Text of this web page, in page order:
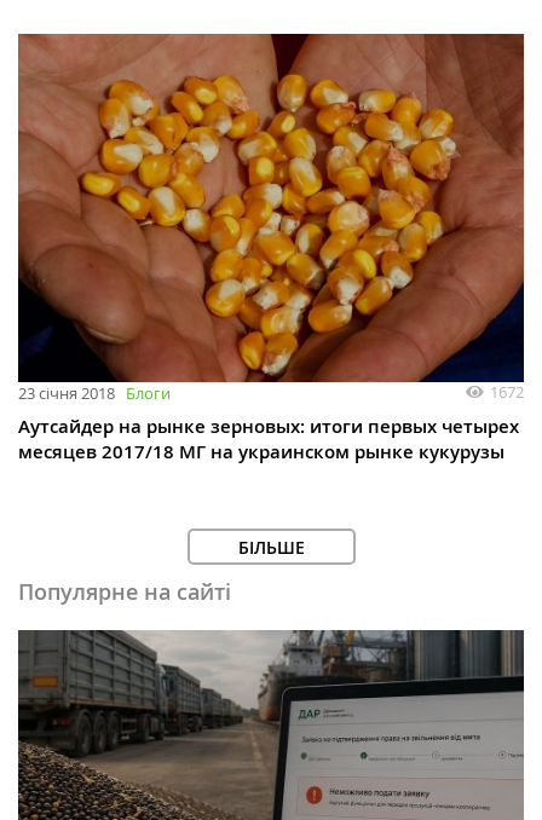
23 січня 2018 Блоги 1672
Аутсайдер на рынке зерновых: итоги первых четырех
месяцев 2017/18 МГ на украинском рынке кукурузы
БІЛЬШЕ
Популярне на сайті